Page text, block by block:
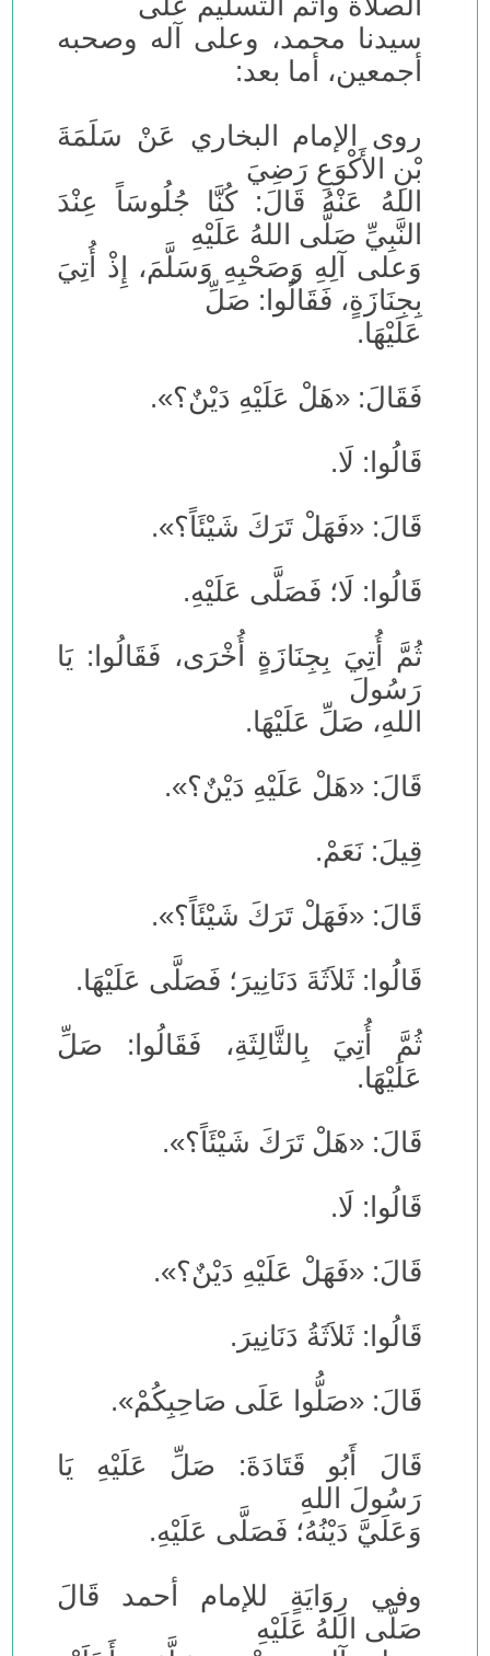
سيدنا محمد، وعلى آله وصحبه
أجمعين، أما بعد:
روى الإمام البخاري عَنْ سَلَمَةَ
بْنِ الأَكْوَعِ رَضِيَ
اللهُ عَنْهُ قَالَ: كُنَّا جُلُوسَاً عِنْدَ
النَّبِيِّ صَلَّى اللهُ عَلَيْهِ
وَعلى آلِهِ وَصَحْبِهِ وَسَلَّمَ، إِذْ أُتِيَ
بِجِنَازَةٍ، فَقَالُوا: صَلِّ
عَلَيْهَا.
فَقَالَ: «هَلْ عَلَيْهِ دَيْنٌ؟».
قَالُوا: لَا.
قَالَ: «فَهَلْ تَرَكَ شَيْئَاً؟».
قَالُوا: لَا؛ فَصَلَّى عَلَيْهِ.
ثُمَّ أُتِيَ بِجِنَازَةٍ أُخْرَى، فَقَالُوا: يَا
رَسُولَ
اللهِ، صَلِّ عَلَيْهَا.
قَالَ: «هَلْ عَلَيْهِ دَيْنٌ؟».
قِيلَ: نَعَمْ.
قَالَ: «فَهَلْ تَرَكَ شَيْئَاً؟».
قَالُوا: ثَلاَثَةَ دَنَانِيرَ؛ فَصَلَّى عَلَيْهَا.
ثُمَّ أُتِيَ بِالثَّالِثَةِ، فَقَالُوا: صَلِّ
عَلَيْهَا.
قَالَ: «هَلْ تَرَكَ شَيْئَاً؟».
قَالُوا: لَا.
قَالَ: «فَهَلْ عَلَيْهِ دَيْنٌ؟».
قَالُوا: ثَلاَثَةُ دَنَانِيرَ.
قَالَ: «صَلُّوا عَلَى صَاحِبِكُمْ».
قَالَ أَبُو قَتَادَةَ: صَلِّ عَلَيْهِ يَا
رَسُولَ اللهِ
وَعَلَيَّ دَيْنُهُ؛ فَصَلَّى عَلَيْهِ.
وفي رِوَايَةٍ للإمام أحمد قَالَ
صَلَّى اللهُ عَلَيْهِ